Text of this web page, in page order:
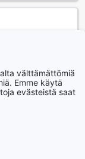
välttämättömiä
Emme käytä
evästeistä saat